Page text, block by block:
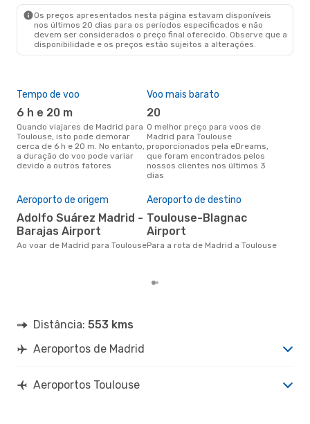
Os preços apresentados nesta página estavam disponíveis
nos últimos 20 dias para os períodos especificados e não
devem ser considerados o preço final oferecido. Observe que a
disponibilidade e os preços estão sujeitos a alterações.
Tempo de voo
6 h e 20 m
Quando viajares de Madrid para
Toulouse, isto pode demorar
cerca de 6 h e 20 m. No entanto,
a duração do voo pode variar
devido a outros fatores
Voo mais barato
20
O melhor preço para voos de
Madrid para Toulouse
proporcionados pela eDreams,
que foram encontrados pelos
nossos clientes nos últimos 3
dias
Aeroporto de origem
Adolfo Suárez Madrid -
Barajas Airport
Ao voar de Madrid para Toulouse
Aeroporto de destino
Toulouse-Blagnac
Airport
Para a rota de Madrid a Toulouse
Distância: 553 kms
Aeroportos de Madrid
Aeroportos Toulouse